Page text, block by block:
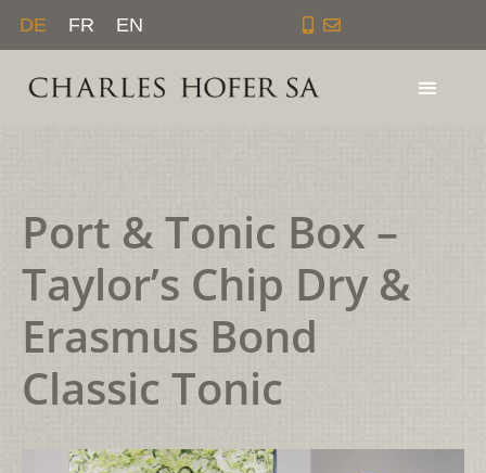
Zum
springen
DE FR EN
Port & Tonic Box –
Taylor’s Chip Dry &
Erasmus Bond
Classic Tonic